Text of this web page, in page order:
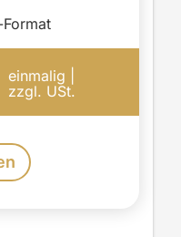
einmalig |
zzgl. USt.